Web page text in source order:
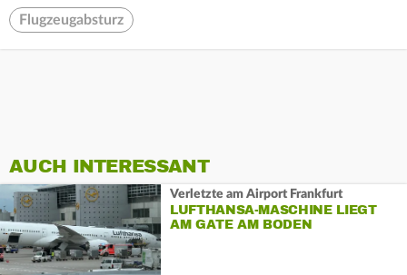
Flugzeugabsturz
AUCH INTERESSANT
Verletzte am Airport Frankfurt
LUFTHANSA-MASCHINE LIEGT
AM GATE AM BODEN